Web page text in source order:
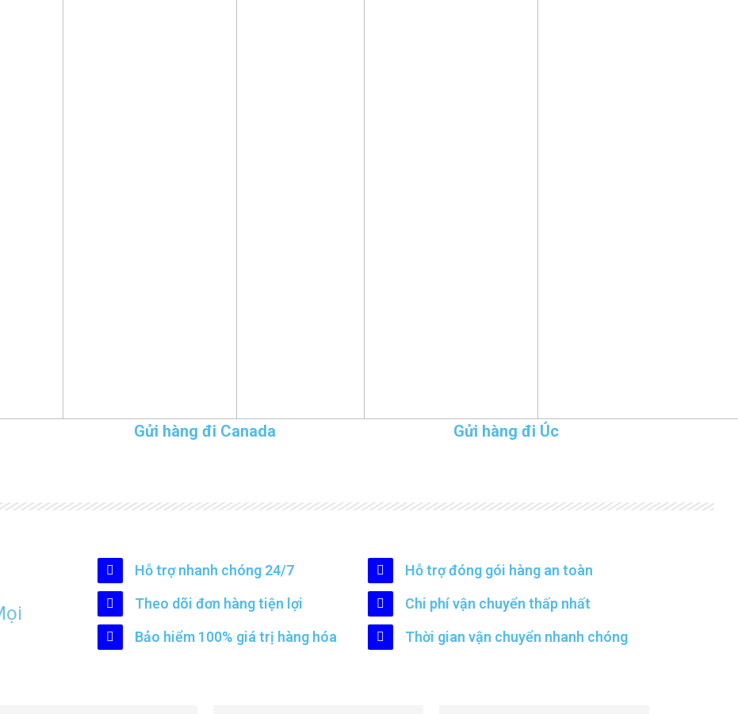
Gửi hàng đi Canada Gửi hàng đi Úc
Hỗ trợ nhanh chóng 24/7
Hỗ trợ đóng gói hàng an toàn
Theo dõi đơn hàng tiện lợi
Chi phí vận chuyển thấp nhất
Bảo hiểm 100% giá trị hàng hóa
Thời gian vận chuyển nhanh chóng